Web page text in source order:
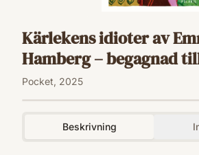
Kärlekens idioter av
Hamberg – begagnad
Pocket, 2025
Beskrivning